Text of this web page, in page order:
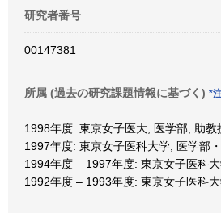
研究者番号
00147381
所属 (過去の研究課題情報に基づく) *
1998年度: 東京女子医大, 医学部, 助教
1997年度: 東京女子医科大学, 医学部
1994年度 – 1997年度: 東京女子医科
1992年度 – 1993年度: 東京女子医科